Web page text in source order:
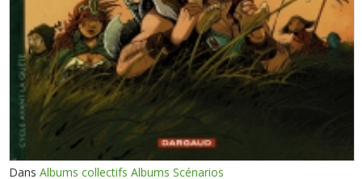
DansAlbums collectifs Albums Scénarios